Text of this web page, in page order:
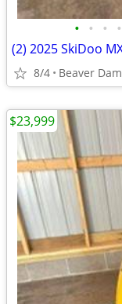
• • • •
8/4 Beaver Dam
$23,999